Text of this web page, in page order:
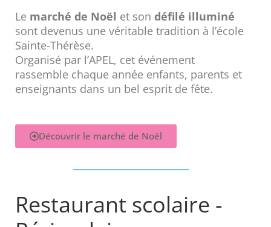
Le marché de Noël et son défilé illuminé
sont devenus une véritable tradition à l’école
Sainte-Thérèse.
Organisé par l’APEL, cet événement
rassemble chaque année enfants, parents et
enseignants dans un bel esprit de fête.
Découvrir le marché de Noël
Restaurant scolaire -